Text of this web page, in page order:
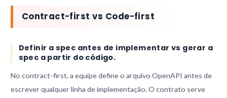
Contract-first vs Code-first
Definir a spec antes de implementar vs gerar a
spec a partir do código.
No contract-first, a equipe define o arquivo OpenAPI antes de
escrever qualquer linha de implementação. O contrato serve